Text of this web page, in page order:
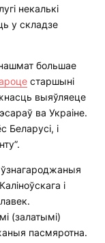
некалькі
у складзе
большае
старшыні
выяўляеце
ва Украіне.
Беларусі, і
і
(залатымі)
пасмяротна.